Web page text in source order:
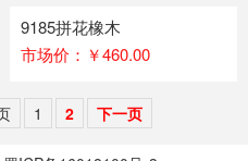
9185拼花橡木
市场价：￥460.00
1 2 下一页